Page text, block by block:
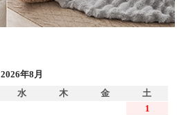
2026年8月
水 木 金
土
1